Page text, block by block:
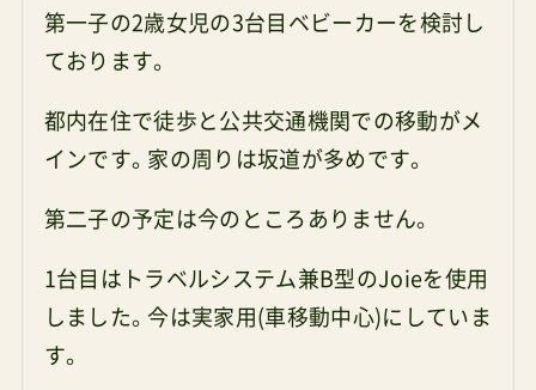
第一子の2歳女児の3台目ベビーカーを検討し
ております。
都内在住で徒歩と公共交通機関での移動がメ
インです。家の周りは坂道が多めです。
第二子の予定は今のところありません。
1台目はトラベルシステム兼B型のJoieを使用
しました。今は実家用(車移動中心)にしていま
す。